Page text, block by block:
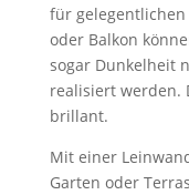
für gelegentlichen
oder Balkon
sogar Dunkelheit
realisiert werden.
brillant.
Mit einer
Garten oder